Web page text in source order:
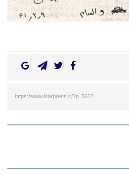
https://www.isarpress.ir/?p=5622